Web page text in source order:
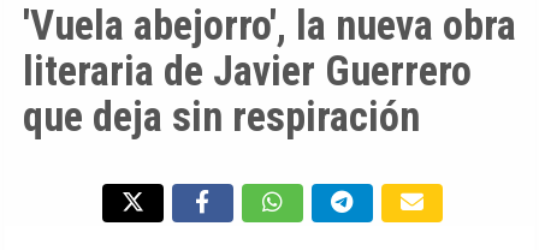
'Vuela abejorro', la nueva obra
literaria de Javier Guerrero
que deja sin respiración